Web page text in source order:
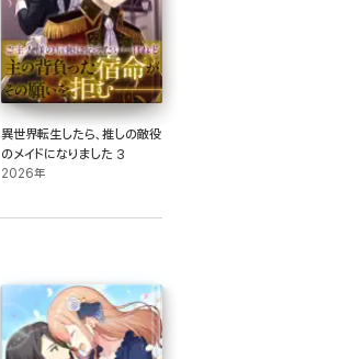
異世界転生したら、推しの敵役
のメイドになりました 3
2026年